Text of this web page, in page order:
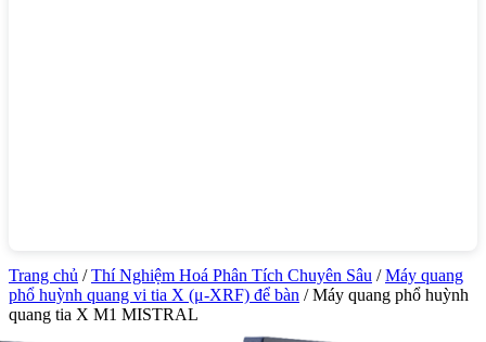
Trang chủ /Thí Nghiệm Hoá Phân Tích Chuyên Sâu /Máy quang
phổ huỳnh quang vi tia X (μ-XRF) để bàn / Máy quang phổ huỳnh
quang tia X M1 MISTRAL